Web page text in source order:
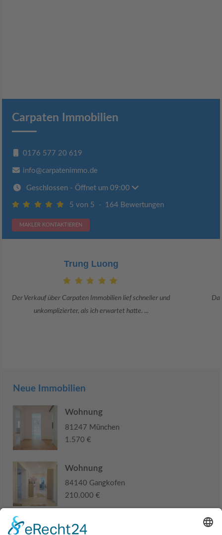
Carpaten Immobilien
0176 577 20 619
info@carpatenimmo.de
Geschlossen - Öffnet um 09:00
5 von 5 - 164 Bewertungen
MAKLER KONTAKTIEREN
Claudia Bergrath
Danke an Carpaten Immobilien und besonders an Frau Adriana Sarca.
Sie war viele Monate mehr als ...
Neue Immobilien
Wohnung
81247 München
1.570 €
Wohnung
84140 Gangkofen
210.000 €
Haus